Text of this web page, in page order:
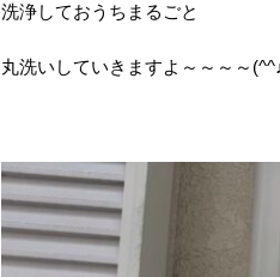
洗浄しておうちまるごと
丸洗いしていきますよ～～～～